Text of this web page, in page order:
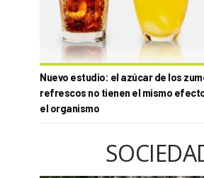
Nuevo estudio: el azúcar de los
refrescos no tienen el mismo
el organismo